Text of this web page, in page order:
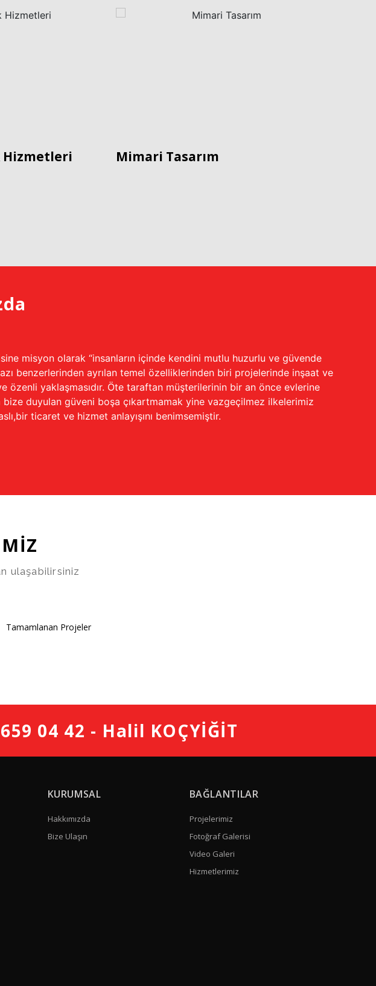
Hizmetleri Mimari Tasarım
misyon olarak “insanların içinde kendini mutlu huzurlu ve güvende
benzerlerinden ayrılan temel özelliklerinden biri projelerinde inşaat ve
yaklaşmasıdır. Öte taraftan müşterilerinin bir an önce evlerine
duyulan güveni boşa çıkartmamak yine vazgeçilmez ilkelerimiz
ticaret ve hizmet anlayışını benimsemiştir.
ulaşabilirsiniz
Tamamlanan Projeler
04 42 - Halil KOÇYİĞİT
KURUMSAL
Hakkımızda
Bize Ulaşın
BAĞLANTILAR
Projelerimiz
Fotoğraf Galerisi
Video Galeri
Hizmetlerimiz